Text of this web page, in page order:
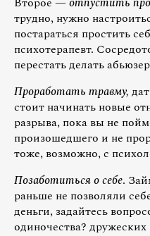
трудно, нужно
постараться простить
психотерапевт.
перестать делать
Проработать травму,
стоит начинать новые
разрыва, пока вы не
произошедшего и не
тоже, возможно, с
Позаботиться о себе.
раньше не позволяли
деньги, задайтесь
одиночества? дружеских